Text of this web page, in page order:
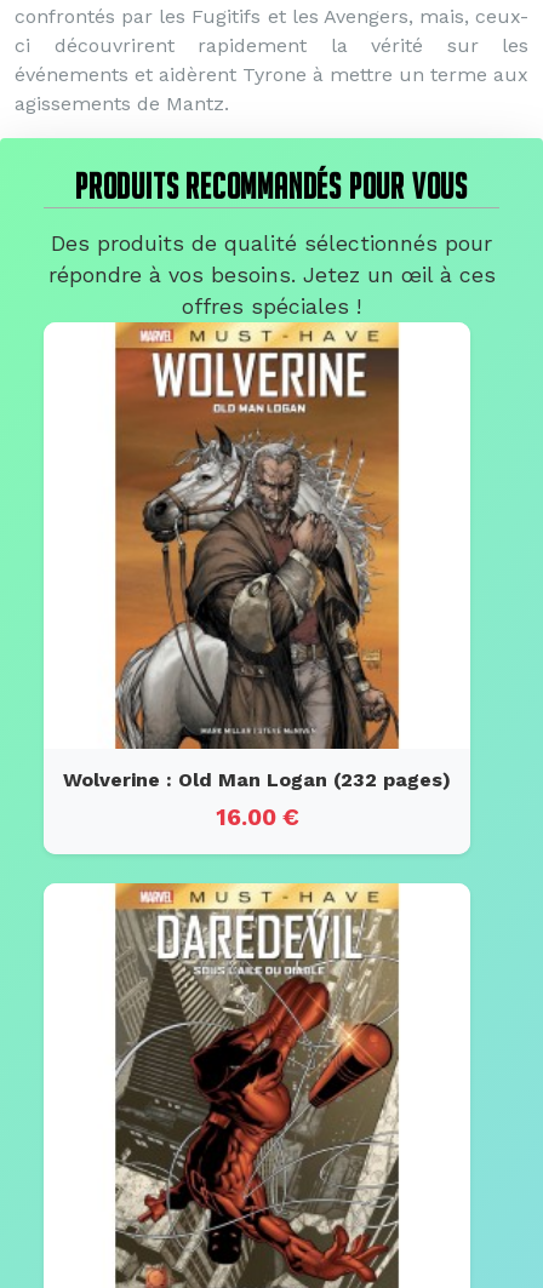
confrontés par les Fugitifs et les Avengers, mais, ceux-
ci découvrirent rapidement la vérité sur les
événements et aidèrent Tyrone à mettre un terme aux
agissements de Mantz.
PRODUITS RECOMMANDÉS POUR VOUS
Des produits de qualité sélectionnés pour
répondre à vos besoins. Jetez un œil à ces
offres spéciales !
Wolverine : Old Man Logan (232 pages)
16.00 €